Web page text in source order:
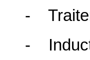
-
-